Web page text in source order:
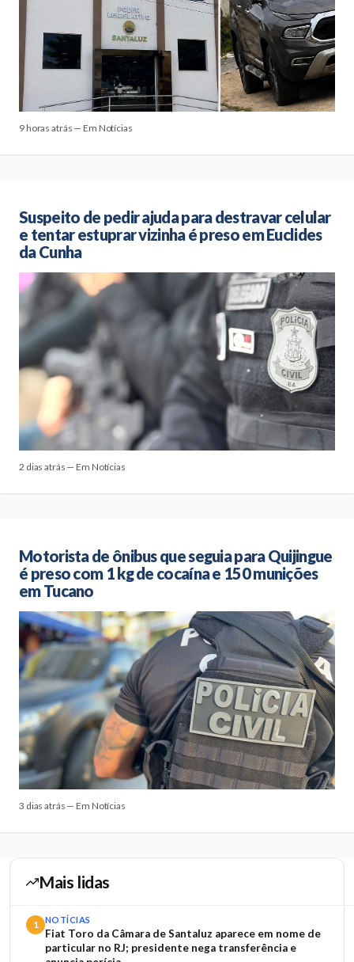
9 horas atrás — Em Notícias
Suspeito de pedir ajuda para destravar celular
e tentar estuprar vizinha é preso em Euclides
da Cunha
2 dias atrás — Em Notícias
Motorista de ônibus que seguia para Quijingue
é preso com 1 kg de cocaína e 150 munições
em Tucano
3 dias atrás — Em Notícias
Mais lidas
1 NOTÍCIAS
Fiat Toro da Câmara de Santaluz aparece em nome de
particular no RJ; presidente nega transferência e